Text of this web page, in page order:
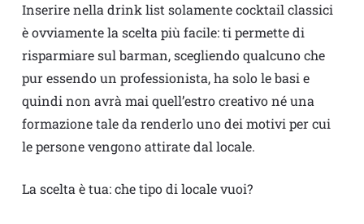
Inserire nella drink list solamente cocktail classici
è ovviamente la scelta più facile: ti permette di
risparmiare sul barman, scegliendo qualcuno che
pur essendo un professionista, ha solo le basi e
quindi non avrà mai quell’estro creativo né una
formazione tale da renderlo uno dei motivi per cui
le persone vengono attirate dal locale.
La scelta è tua: che tipo di locale vuoi?